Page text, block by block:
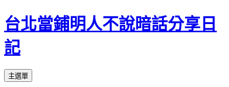
台北當鋪明人不說暗話分享日
記
搜
主選單